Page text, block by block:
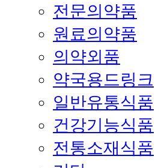
전문의약품
원료의약품
의약외품
약국용드링크
일반유통식품
건강기능식품
전통소재식품